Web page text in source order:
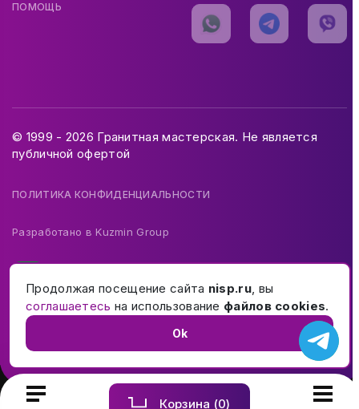
Корзина (0)
ПОМОЩЬ
© 1999 - 2026 Гранитная мастерская. Не является
публичной офертой
ПОЛИТИКА КОНФИДЕНЦИАЛЬНОСТИ
Разработано вKuzmin Group
Продолжая посещение сайта nisp.ru, вы
соглашаетесь на использование файлов cookies.
Ok